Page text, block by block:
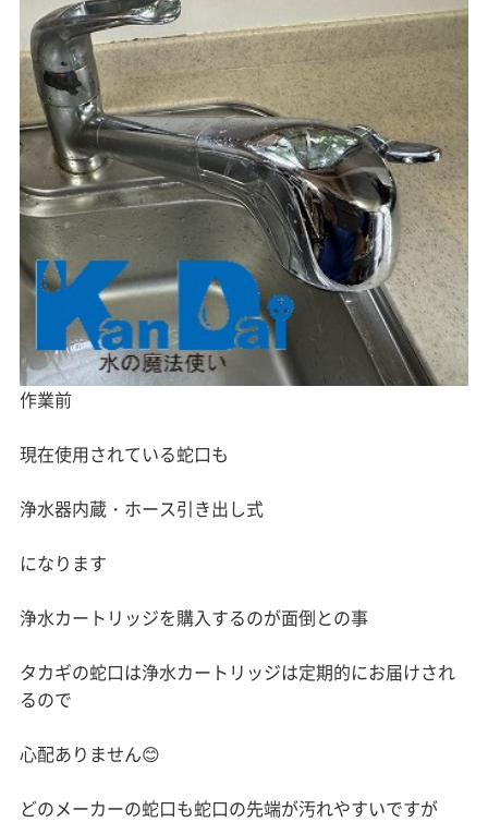
作業前
現在使用されている蛇口も
浄水器内蔵・ホース引き出し式
になります
浄水カートリッジを購入するのが面倒との事
タカギの蛇口は浄水カートリッジは定期的にお届けされ
るので
心配ありません😊
どのメーカーの蛇口も蛇口の先端が汚れやすいですが